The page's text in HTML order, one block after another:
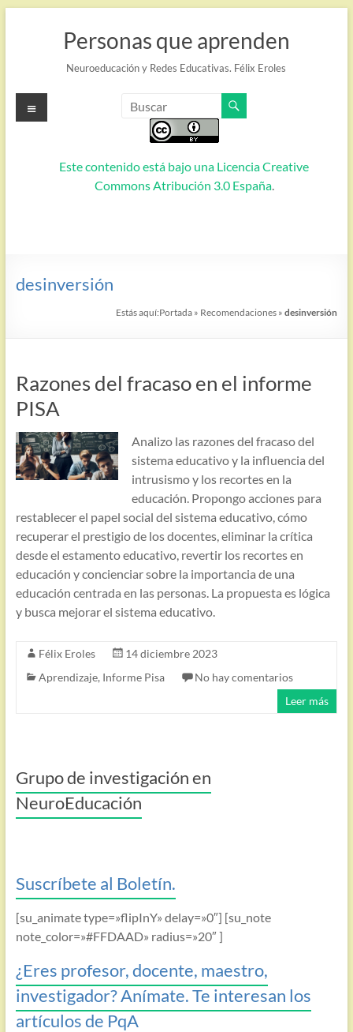
Personas que aprenden
Neuroeducación y Redes Educativas. Félix Eroles
Este contenido está bajo una Licencia Creative
Commons Atribución 3.0 España.
Menú
desinversión
Estás aquí:Portada » Recomendaciones »desinversión
Razones del fracaso en el informe
PISA
Analizo las razones del fracaso del
sistema educativo y la influencia del
intrusismo y los recortes en la
educación. Propongo acciones para
restablecer el papel social del sistema educativo, cómo
recuperar el prestigio de los docentes, eliminar la crítica
desde el estamento educativo, revertir los recortes en
educación y concienciar sobre la importancia de una
educación centrada en las personas. La propuesta es lógica
y busca mejorar el sistema educativo.
Félix Eroles
14 diciembre 2023
Aprendizaje, Informe Pisa
No hay comentarios
Leer más
Grupo de investigación en
NeuroEducación
Suscríbete al Boletín.
[su_animate type=»flipInY» delay=»0″] [su_note
note_color=»#FFDAAD» radius=»20″ ]
¿Eres profesor, docente, maestro,
investigador? Anímate. Te interesan los
artículos de PqA